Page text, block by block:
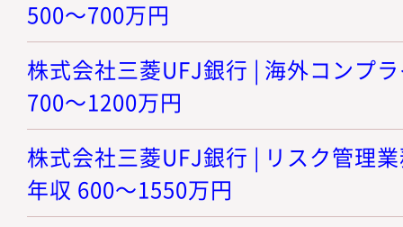
500～700万円
株式会社三菱UFJ銀行 | 海外コンプ
700～1200万円
株式会社三菱UFJ銀行 | リスク管理
年収 600～1550万円